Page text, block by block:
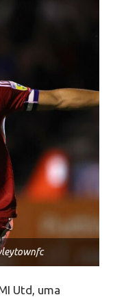
Utd, uma